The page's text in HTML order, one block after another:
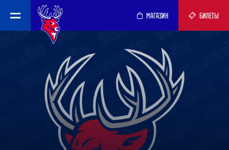
МАГАЗИН БИЛЕТЫ